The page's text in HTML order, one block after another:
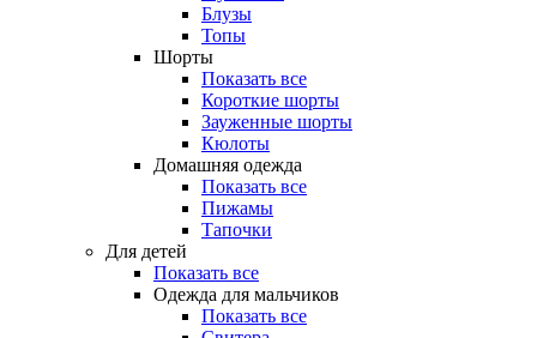
Блузы
Топы
Шорты
Показать все
Короткие шорты
Зауженные шорты
Кюлоты
Домашняя одежда
Показать все
Пижамы
Тапочки
Для детей
Показать все
Одежда для мальчиков
Показать все